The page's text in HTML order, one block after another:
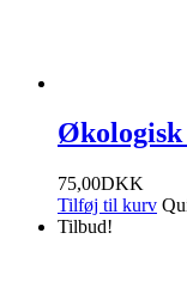
Økologisk
75,00DKK
Tilføj til kurv
Tilbud!